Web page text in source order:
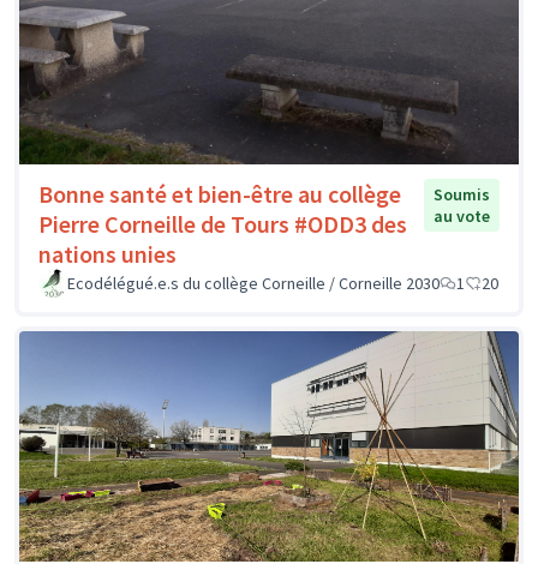
Bonne santé et bien-être au collège
Pierre Corneille de Tours #ODD3 des
nations unies
Soumis
au vote
Ecodélégué.e.s du collège Corneille / Corneille 2030 1 20